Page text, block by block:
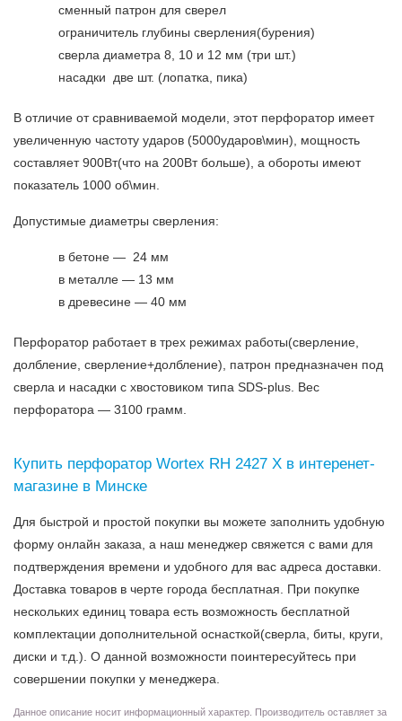
сменный патрон для сверел
ограничитель глубины сверления(бурения)
сверла диаметра 8, 10 и 12 мм (три шт.)
насадки две шт. (лопатка, пика)
В отличие от сравниваемой модели, этот перфоратор имеет
увеличенную частоту ударов (5000ударов\мин), мощность
составляет 900Вт(что на 200Вт больше), а обороты имеют
показатель 1000 об\мин.
Допустимые диаметры сверления:
в бетоне — 24 мм
в металле — 13 мм
в древесине — 40 мм
Перфоратор работает в трех режимах работы(сверление,
долбление, сверление+долбление), патрон предназначен под
сверла и насадки с хвостовиком типа SDS-plus. Вес
перфоратора — 3100 грамм.
Купить перфоратор Wortex RH 2427 X в интеренет-
магазине в Минске
Для быстрой и простой покупки вы можете заполнить удобную
форму онлайн заказа, а наш менеджер свяжется с вами для
подтверждения времени и удобного для вас адреса доставки.
Доставка товаров в черте города бесплатная. При покупке
нескольких единиц товара есть возможность бесплатной
комплектации дополнительной оснасткой(сверла, биты, круги,
диски и т.д.). О данной возможности поинтересуйтесь при
совершении покупки у менеджера.
Данное описание носит информационный характер. Производитель оставляет за